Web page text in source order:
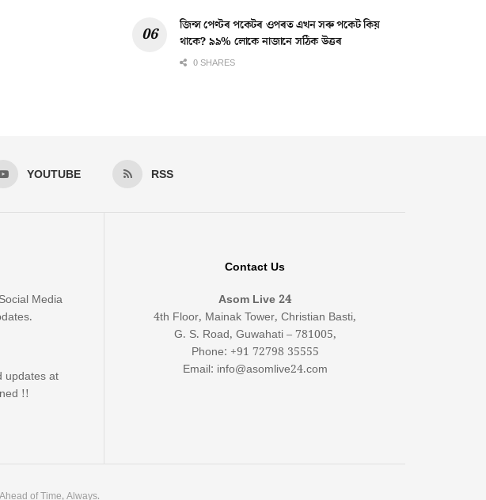
জিন্স পেণ্টৰ পকেটৰ ওপৰত এখন সৰু পকেট কিয়
থাকে? ৯৯% লোকে নাজানে সঠিক উত্তৰ
0 SHARES
YOUTUBE RSS
Media
updates at
!!
Contact Us
Asom Live 24
4th Floor, Mainak Tower, Christian Basti,
G. S. Road, Guwahati – 781005,
Phone: +91 72798 35555
Email: info@asomlive24.com
of Time, Always.